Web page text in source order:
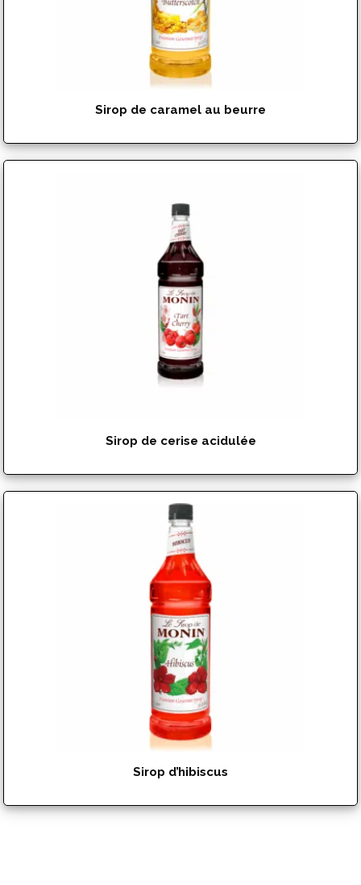
Sirop de caramel au beurre
Sirop de cerise acidulée
Sirop d’hibiscus